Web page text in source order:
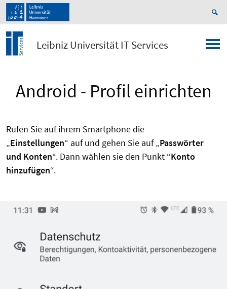
Leibniz Universität IT Services
Android - Profil einrichten
Rufen Sie auf ihrem Smartphone die
„Einstellungen“ auf und gehen Sie auf „Passwörter
und Konten“. Dann wählen sie den Punkt “Konto
hinzufügen“.